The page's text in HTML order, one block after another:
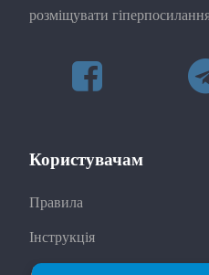
розміщувати
Користувачам
Правила
Інструкція
Автори